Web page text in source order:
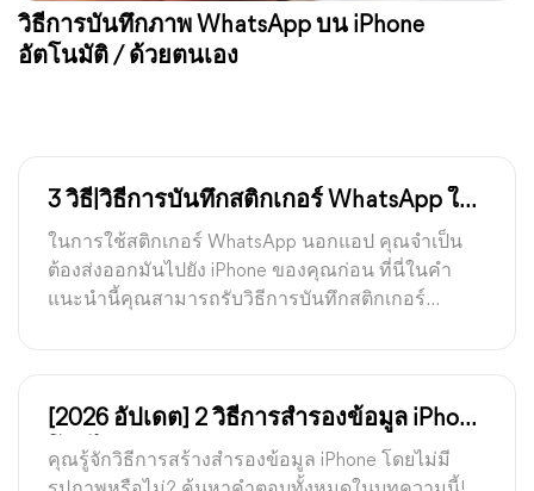
วิธีการบันทึกภาพ WhatsApp บน iPhone
อัตโนมัติ / ด้วยตนเอง
3 วิธี|วิธีการบันทึกสติกเกอร์ WhatsApp ใน
แกลเลอรีบน iPhone
ในการใช้สติกเกอร์ WhatsApp นอกแอป คุณจำเป็น
ต้องส่งออกมันไปยัง iPhone ของคุณก่อน ที่นี่ในคำ
แนะนำนี้คุณสามารถรับวิธีการบันทึกสติกเกอร์
[2026 อัปเดต] 2 วิธีการสำรองข้อมูล iPhone
โดยไม่มีรูปภาพอย่างง่าย
คุณรู้จักวิธีการสร้างสำรองข้อมูล iPhone โดยไม่มี